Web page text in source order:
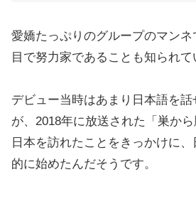
愛嬌たっぷりのグループのマン
目で努力家であることも知られて
デビュー当時はあまり日本語を
が、2018年に放送された「巣か
日本を訪れたことをきっかけに
的に始めたんだそうです。